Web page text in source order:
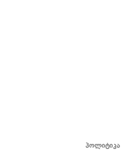
პოლიტიკა